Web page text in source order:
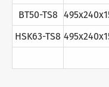
BT50-TS8
HSK63-TS8